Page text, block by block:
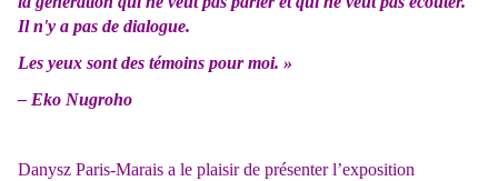
Il n'y a pas de dialogue.
Les yeux sont des témoins pour moi. »
– Eko Nugroho
Danysz Paris-Marais a le plaisir de présenter l’exposition